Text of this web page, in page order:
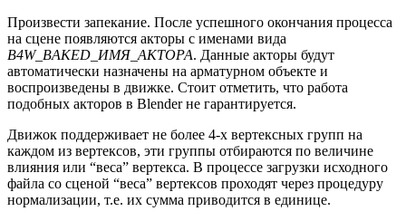
Произвести запекание. После успешного окончания процесса
на сцене появляются акторы с именами вида
B4W_BAKED_ИМЯ_АКТОРА. Данные акторы будут
автоматически назначены на арматурном объекте и
воспроизведены в движке. Стоит отметить, что работа
подобных акторов в Blender не гарантируется.
Движок поддерживает не более 4-х вертексных групп на
каждом из вертексов, эти группы отбираются по величине
влияния или “веса” вертекса. В процессе загрузки исходного
файла со сценой “веса” вертексов проходят через процедуру
нормализации, т.е. их сумма приводится в единице.